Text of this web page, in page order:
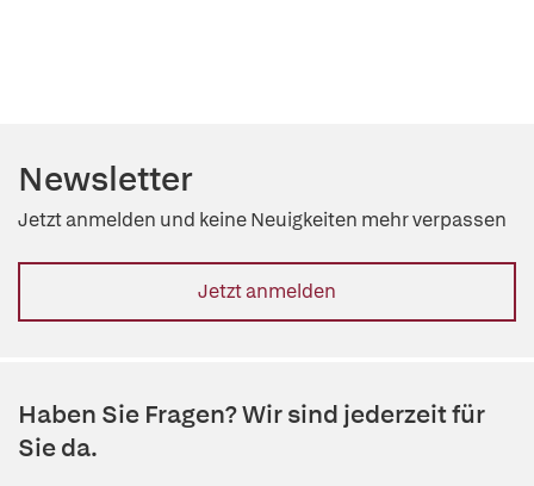
Newsletter
Jetzt anmelden und keine Neuigkeiten mehr verpassen
Jetzt anmelden
Haben Sie Fragen? Wir sind jederzeit für
Sie da.